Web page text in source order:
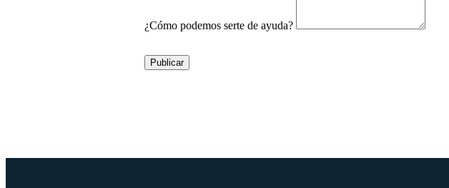
¿Cómo podemos serte de ayuda?
Publicar